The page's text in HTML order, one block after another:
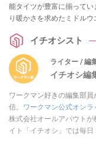
能タイツが豊富に揃って
り暖かさを求めたミドル
イチオシスト
ライター / 編
イチオシ編
ワークマン好きの編集部
信。 ワークマン公式オンラ
株式会社オールアバウト
イト「イチオシ」では毎日